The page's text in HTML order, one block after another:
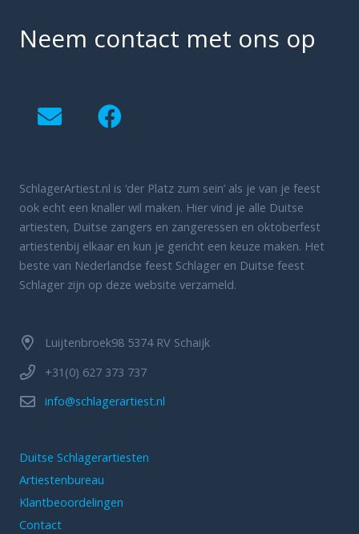
Neem contact met ons op
SchlagerArtiest.nl is ‘der Platz zum sein’ als je van je feest
ook echt een knaller wil maken. Hier vind je alle Duitse
artiesten, Duitse zangers en zangeressen en oktoberfest
artiestenbij elkaar en kun je gericht een keuze maken. Het
beste van Nederlandse feest Schlager en Duitse feest
Schlager zijn op deze website verzameld.
Luijtenbroek98 5374 RV Schaijk
+31(0) 627 373 737
info@schlagerartiest.nl
Duitse Schlagerartiesten
Artiestenbureau
Klantbeoordelingen
Contact